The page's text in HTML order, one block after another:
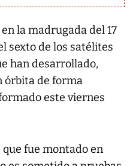
la madrugada del 17
sexto de los satélites
han desarrollado,
órbita de forma
este viernes
que fue montado en